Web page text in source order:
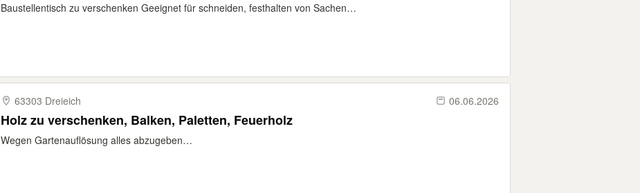
Baustellentisch zu verschenken Geeignet für schneiden, festhalten von Sachen…
63303 Dreieich 06.06.2026
Holz zu verschenken, Balken, Paletten, Feuerholz
Wegen Gartenauflösung alles abzugeben…